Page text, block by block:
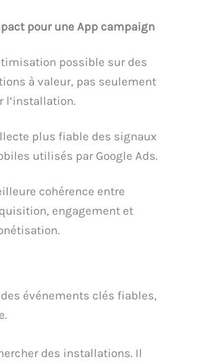
pour une App campaign
possible sur des
à valeur, pas seulement
l’installation.
plus fiable des signaux
utilisés par Google Ads.
cohérence entre
engagement et
événements clés fiables,
des installations. Il